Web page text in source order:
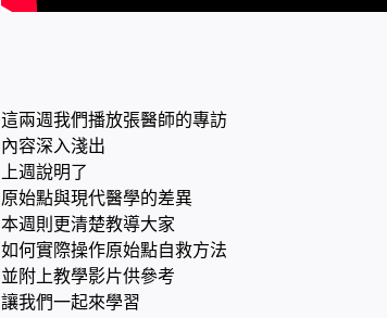
這兩週我們播放張醫師的專訪
內容深入淺出
上週說明了
原始點與現代醫學的差異
本週則更清楚教導大家
如何實際操作原始點自救方法
並附上教學影片供參考
讓我們一起來學習